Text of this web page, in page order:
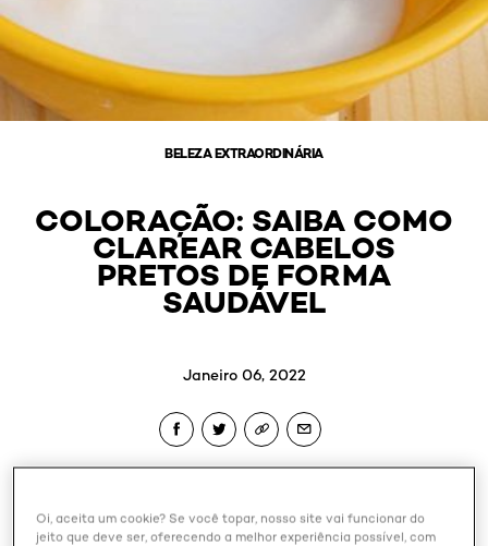
BELEZA EXTRAORDINÁRIA
COLORAÇÃO: SAIBA COMO
CLAREAR CABELOS
PRETOS DE FORMA
SAUDÁVEL
Janeiro 06, 2022
das mulheres e colorir as madeixas é uma das formas
Oi, aceita um cookie? Se você topar, nosso site vai funcionar do
jeito que deve ser, oferecendo a melhor experiência possível, com